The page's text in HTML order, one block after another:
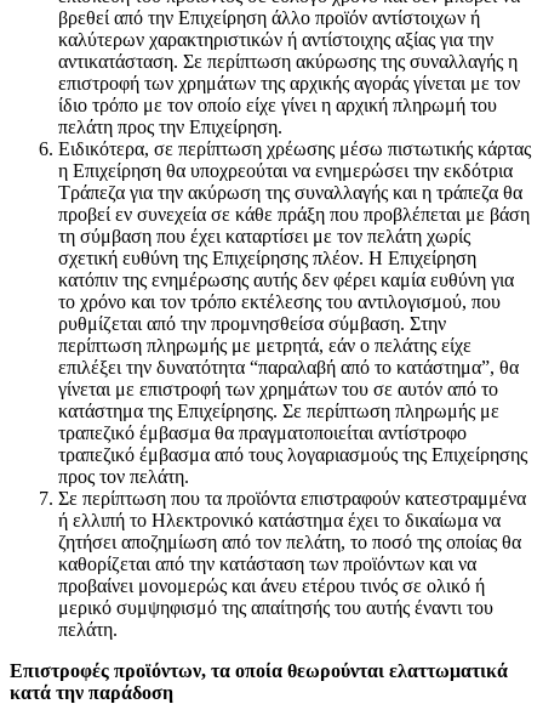
βρεθεί από την Επιχείρηση άλλο προϊόν αντίστοιχων ή
καλύτερων χαρακτηριστικών ή αντίστοιχης αξίας για την
αντικατάσταση. Σε περίπτωση ακύρωσης της συναλλαγής η
επιστροφή των χρημάτων της αρχικής αγοράς γίνεται με τον
ίδιο τρόπο με τον οποίο είχε γίνει η αρχική πληρωμή του
πελάτη προς την Επιχείρηση.
Ειδικότερα, σε περίπτωση χρέωσης μέσω πιστωτικής κάρτας
η Επιχείρηση θα υποχρεούται να ενημερώσει την εκδότρια
Τράπεζα για την ακύρωση της συναλλαγής και η τράπεζα θα
προβεί εν συνεχεία σε κάθε πράξη που προβλέπεται με βάση
τη σύμβαση που έχει καταρτίσει με τον πελάτη χωρίς
σχετική ευθύνη της Επιχείρησης πλέον. Η Επιχείρηση
κατόπιν της ενημέρωσης αυτής δεν φέρει καμία ευθύνη για
το χρόνο και τον τρόπο εκτέλεσης του αντιλογισμού, που
ρυθμίζεται από την προμνησθείσα σύμβαση. Στην
περίπτωση πληρωμής με μετρητά, εάν ο πελάτης είχε
επιλέξει την δυνατότητα “παραλαβή από το κατάστημα”, θα
γίνεται με επιστροφή των χρημάτων του σε αυτόν από το
κατάστημα της Επιχείρησης. Σε περίπτωση πληρωμής με
τραπεζικό έμβασμα θα πραγματοποιείται αντίστροφο
τραπεζικό έμβασμα από τους λογαριασμούς της Επιχείρησης
προς τον πελάτη.
Σε περίπτωση που τα προϊόντα επιστραφούν κατεστραμμένα
ή ελλιπή το Ηλεκτρονικό κατάστημα έχει το δικαίωμα να
ζητήσει αποζημίωση από τον πελάτη, το ποσό της οποίας θα
καθορίζεται από την κατάσταση των προϊόντων και να
προβαίνει μονομερώς και άνευ ετέρου τινός σε ολικό ή
μερικό συμψηφισμό της απαίτησής του αυτής έναντι του
πελάτη.
Επιστροφές προϊόντων, τα οποία θεωρούνται ελαττωματικά
κατά την παράδοση